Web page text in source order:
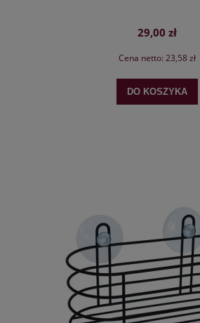
29,00 zł
Cena netto: 23,58 zł
DO KOSZYKA